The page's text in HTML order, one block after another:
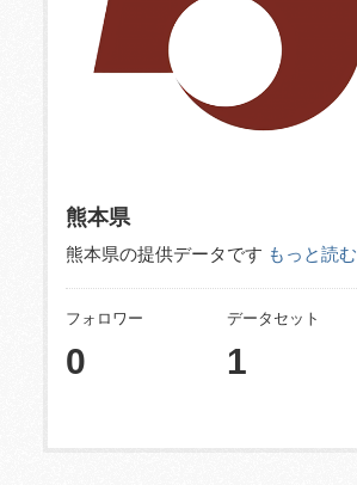
熊本県
熊本県の提供データです もっと読む
フォロワー
0
データセット
1